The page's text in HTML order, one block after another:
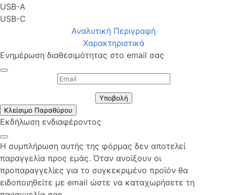
USB-A
USB-C
Αναλυτική Περιγραφή
Χαρακτηριστικά
Ενημέρωση διαθεσιμότητας στο email σας
Υποβολή
Κλείσιμο Παραθύρου
Εκδήλωση ενδιαφέροντος
Η συμπλήρωση αυτής της φόρμας δεν αποτελεί
παραγγελία προς εμάς. Όταν ανοίξουν οι
προπαραγγελίες για το συγκεκριμένο προϊόν θα
ειδοποιηθείτε με email ώστε να καταχωρήσετε τη